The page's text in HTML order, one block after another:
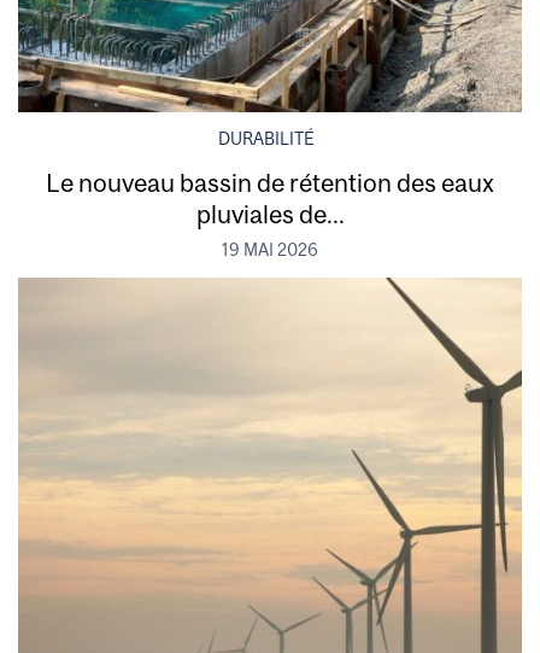
DURABILITÉ
Le nouveau bassin de rétention des eaux
pluviales de...
19 MAI 2026